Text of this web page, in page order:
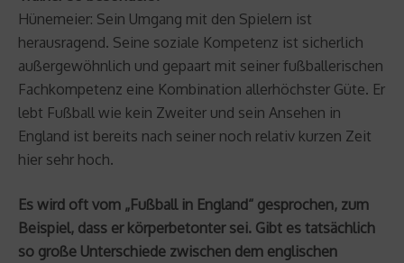
Hünemeier: Sein Umgang mit den Spielern ist
herausragend. Seine soziale Kompetenz ist sicherlich
außergewöhnlich und gepaart mit seiner fußballerischen
Fachkompetenz eine Kombination allerhöchster Güte. Er
lebt Fußball wie kein Zweiter und sein Ansehen in
England ist bereits nach seiner noch relativ kurzen Zeit
hier sehr hoch.
Es wird oft vom „Fußball in England“ gesprochen, zum
Beispiel, dass er körperbetonter sei. Gibt es tatsächlich
so große Unterschiede zwischen dem englischen